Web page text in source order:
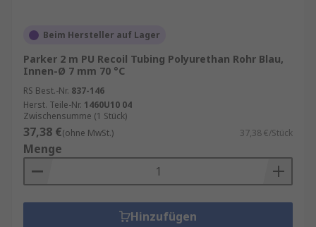
Beim Hersteller auf Lager
Parker 2 m PU Recoil Tubing Polyurethan Rohr Blau,
Innen-Ø 7 mm 70 °C
RS Best.-Nr. 837-146
Herst. Teile-Nr. 1460U10 04
Zwischensumme (1 Stück)
37,38 €(ohne MwSt.) 37,38 €/Stück
Menge
Hinzufügen